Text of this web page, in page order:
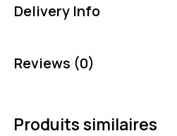
Delivery Info
Reviews (0)
Produits similaires